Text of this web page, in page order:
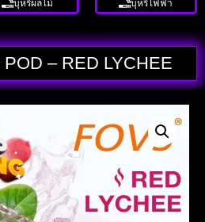
บุหรี่ผลไม้ บุหรี่ไฟฟ้า
– RED LYCHEE